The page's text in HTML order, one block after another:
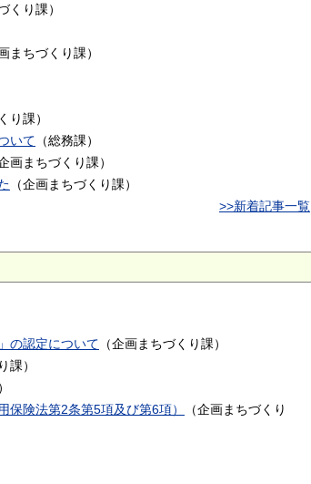
くり課）
まちづくり課）
り課）
いて （総務課）
画まちづくり課）
（企画まちづくり課）
>>新着記事一覧
の認定について （企画まちづくり課）
課）
）
険法第2条第5項及び第6項）
（企画まちづくり